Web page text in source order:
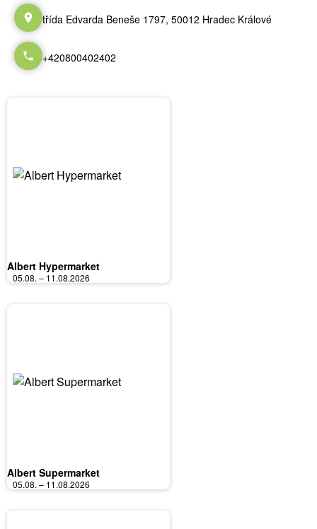
třída Edvarda Beneše 1797, 50012 Hradec Králové
+420800402402
Albert Hypermarket
05.08. – 11.08.2026
Albert Supermarket
05.08. – 11.08.2026